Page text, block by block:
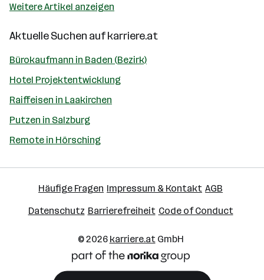
Weitere Artikel anzeigen
Aktuelle Suchen aufkarriere.at
Bürokaufmann in Baden (Bezirk)
Hotel Projektentwicklung
Raiffeisen in Laakirchen
Putzen in Salzburg
Remote in Hörsching
Häufige Fragen Impressum & Kontakt AGB
Datenschutz Barrierefreiheit Code of Conduct
© 2026 karriere.at GmbH